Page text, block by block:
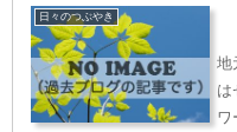
日々のつぶやき
地
は
ワ